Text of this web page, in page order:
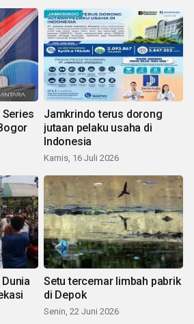
Jamkrindo terus dorong
jutaan pelaku usaha di
Indonesia
Kamis, 16 Juli 2026
Setu tercemar limbah pabrik
di Depok
Senin, 22 Juni 2026